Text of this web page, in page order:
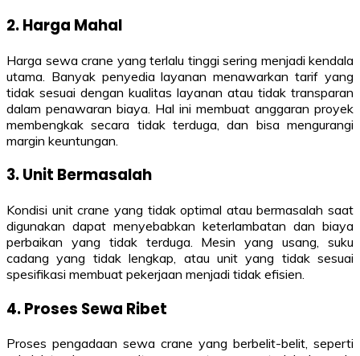
2. Harga Mahal
Harga sewa crane yang terlalu tinggi sering menjadi kendala
utama. Banyak penyedia layanan menawarkan tarif yang
tidak sesuai dengan kualitas layanan atau tidak transparan
dalam penawaran biaya. Hal ini membuat anggaran proyek
membengkak secara tidak terduga, dan bisa mengurangi
margin keuntungan.
3. Unit Bermasalah
Kondisi unit crane yang tidak optimal atau bermasalah saat
digunakan dapat menyebabkan keterlambatan dan biaya
perbaikan yang tidak terduga. Mesin yang usang, suku
cadang yang tidak lengkap, atau unit yang tidak sesuai
spesifikasi membuat pekerjaan menjadi tidak efisien.
4. Proses Sewa Ribet
Proses pengadaan sewa crane yang berbelit-belit, seperti